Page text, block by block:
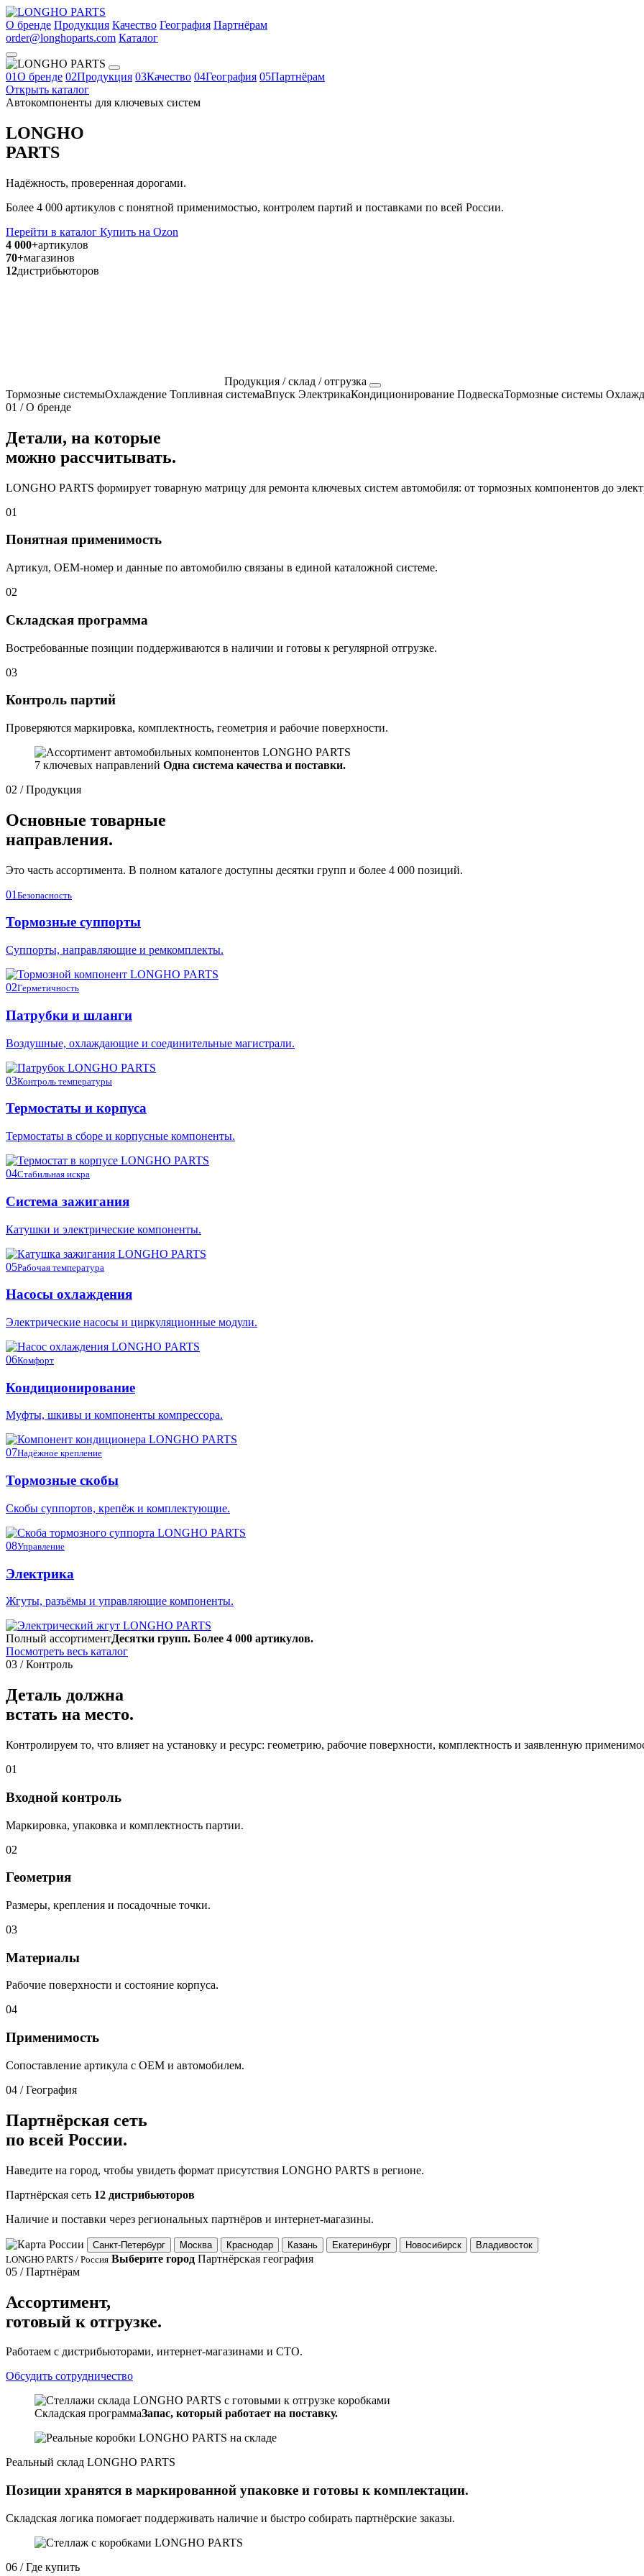
О бренде Продукция Качество География Партнёрам
order@longhoparts.com Каталог
01О бренде 02Продукция 03Качество 04География 05Партнёрам
Открыть каталог
Автокомпоненты для ключевых систем
LONGHO
PARTS
Надёжность, проверенная дорогами.
Более 4 000 артикулов с понятной применимостью, контролем партий и поставками по всей России.
Перейти в каталог Купить на Ozon
4 000+артикулов
70+магазинов
12дистрибьюторов
Продукция / склад / отгрузка
Тормозные системыОхлаждение Топливная системаВпуск ЭлектрикаКондиционирование ПодвескаТормозные системы
01 / О бренде
Детали, на которые
можно рассчитывать.
LONGHO PARTS формирует товарную матрицу для ремонта ключевых систем автомобиля: от тормозных компонентов до
01
Понятная применимость
Артикул, OEM-номер и данные по автомобилю связаны в единой каталожной системе.
02
Складская программа
Востребованные позиции поддерживаются в наличии и готовы к регулярной отгрузке.
03
Контроль партий
Проверяются маркировка, комплектность, геометрия и рабочие поверхности.
7 ключевых направлений Одна система качества и поставки.
02 / Продукция
Основные товарные
направления.
Это часть ассортимента. В полном каталоге доступны десятки групп и более 4 000 позиций.
01 Безопасность
Тормозные суппорты
Суппорты, направляющие и ремкомплекты.
02Герметичность
Патрубки и шланги
Воздушные, охлаждающие и соединительные магистрали.
03Контроль температуры
Термостаты и корпуса
Термостаты в сборе и корпусные компоненты.
04Стабильная искра
Система зажигания
Катушки и электрические компоненты.
05Рабочая температура
Насосы охлаждения
Электрические насосы и циркуляционные модули.
06Комфорт
Кондиционирование
Муфты, шкивы и компоненты компрессора.
07Надёжное крепление
Тормозные скобы
Скобы суппортов, крепёж и комплектующие.
08Управление
Электрика
Жгуты, разъёмы и управляющие компоненты.
Полный ассортиментДесятки групп. Более 4 000 артикулов.
Посмотреть весь каталог
03 / Контроль
Деталь должна
встать на место.
Контролируем то, что влияет на установку и ресурс: геометрию, рабочие поверхности, комплектность и заявленную
01
Входной контроль
Маркировка, упаковка и комплектность партии.
02
Геометрия
Размеры, крепления и посадочные точки.
03
Материалы
Рабочие поверхности и состояние корпуса.
04
Применимость
Сопоставление артикула с OEM и автомобилем.
04 / География
Партнёрская сеть
по всей России.
Наведите на город, чтобы увидеть формат присутствия LONGHO PARTS в регионе.
Партнёрская сеть 12 дистрибьюторов
Наличие и поставки через региональных партнёров и интернет-магазины.
Санкт-Петербург Москва Краснодар Казань Екатеринбург Новосибирск
Владивосток
LONGHO PARTS / Россия Выберите город Партнёрская география
05 / Партнёрам
Ассортимент,
готовый к отгрузке.
Работаем с дистрибьюторами, интернет-магазинами и СТО.
Обсудить сотрудничество
Складская программаЗапас, который работает на поставку.
Реальный склад LONGHO PARTS
Позиции хранятся в маркированной упаковке и готовы к комплектации.
Складская логика помогает поддерживать наличие и быстро собирать партнёрские заказы.
06 / Где купить